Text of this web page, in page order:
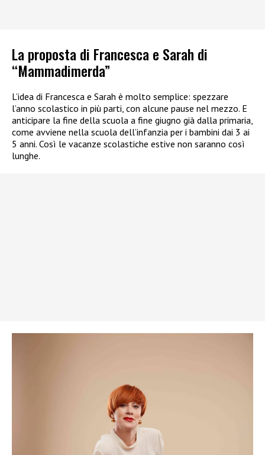
La proposta di Francesca e Sarah di
“Mammadimerda”
L’idea di Francesca e Sarah è molto semplice: spezzare
l’anno scolastico in più parti, con alcune pause nel mezzo. E
anticipare la fine della scuola a fine giugno già dalla primaria,
come avviene nella scuola dell’infanzia per i bambini dai 3 ai
5 anni. Così le vacanze scolastiche estive non saranno così
lunghe.